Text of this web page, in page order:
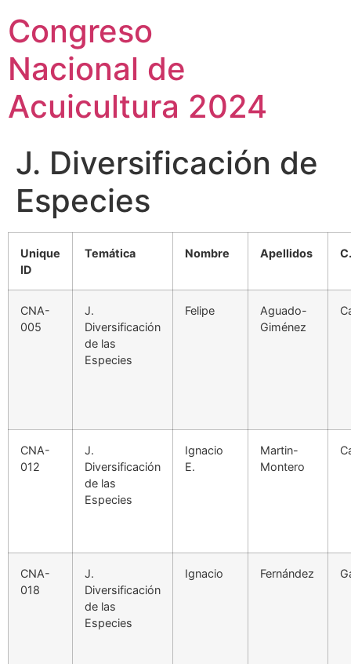
Congreso
Nacional de
Acuicultura 2024
J. Diversificación de
Especies
Unique
ID
Temática Nombre Apellidos
CNA-
005
J.
Diversificación
de las
Especies
Felipe
Aguado-
Giménez
CNA-
012
J.
Diversificación
de las
Especies
Ignacio
E.
Martin-
Montero
CNA-
018
J.
Diversificación
de las
Especies
Ignacio Fernández